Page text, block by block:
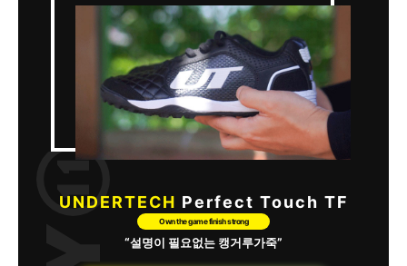
UNDERTECH Perfect Touch TF
Own the game finish strong
“설명이 필요없는 캥거루가죽”